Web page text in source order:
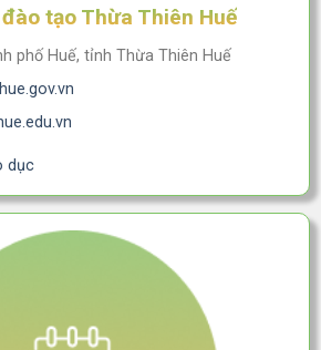
tạo Thừa Thiên Huế
phố Huế, tỉnh Thừa Thiên Huế
dục